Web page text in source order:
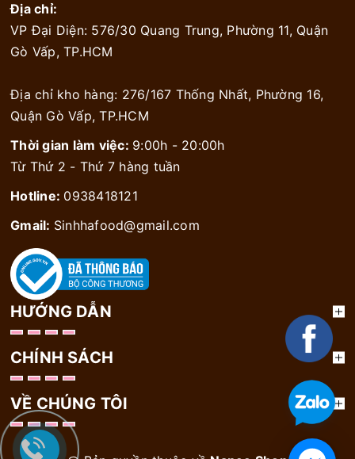
Địa chỉ:
VP Đại Diện: 576/30 Quang Trung, Phường 11, Quận
Gò Vấp, TP.HCM
Địa chỉ kho hàng: 276/167 Thống Nhất, Phường 16,
Quận Gò Vấp, TP.HCM
Thời gian làm việc: 9:00h - 20:00h
Từ Thứ 2 - Thứ 7 hàng tuần
Hotline: 0938418121
Gmail: Sinhhafood@gmail.com
HƯỚNG DẪN
CHÍNH SÁCH
VỀ CHÚNG TÔI